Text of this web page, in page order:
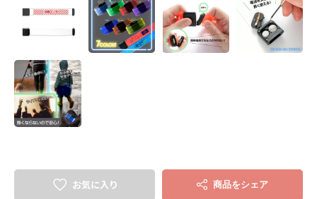
お気に入り 商品をシェア